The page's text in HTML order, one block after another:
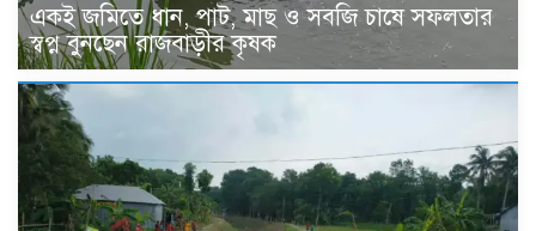
একই জমিতে ধান, পাট, মাছ ও সবজি চাষে সফলতার
স্বপ্ন বুনছেন রাজবাড়ীর কৃষক